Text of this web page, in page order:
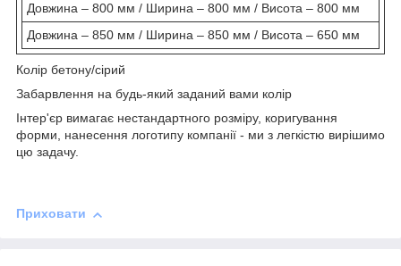
Довжина – 800 мм / Ширина – 800 мм / Висота – 800 мм
Довжина – 850 мм / Ширина – 850 мм / Висота – 650 мм
Колір бетону/сірий
Забарвлення на будь-який заданий вами колір
Інтер'єр вимагає нестандартного розміру, коригування
форми, нанесення логотипу компанії - ми з легкістю вирішимо
цю задачу.
Приховати